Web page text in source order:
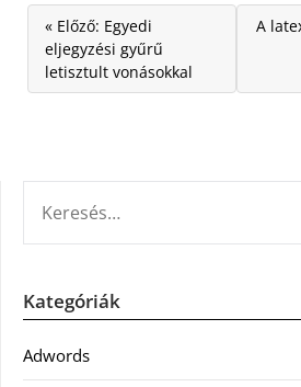
« Előző: Egyedi
eljegyzési gyűrű
letisztult vonásokkal
A
Kategóriák
Adwords